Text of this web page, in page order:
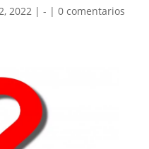
2022 |- |0 comentarios